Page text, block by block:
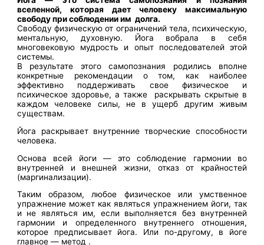
вселенной, которая дает человеку максимальную
свободу при соблюдении им долга.
Свободу физическую от ограничений тела, психическую,
ментальную, духовную. Йога вобрала в себя
многовековую мудрость и опыт последователей этой
системы.
В результате этого самопознания родились вполне
конкретные рекомендации о том, как наиболее
эффективно поддерживать свое физическое и
психическое здоровье, а также раскрывать скрытые в
каждом человеке силы, не в ущерб другим живым
существам.
Йога раскрывает внутренние творческие способности
человека.
Основа всей йоги — это соблюдение гармонии во
внутренней и внешней жизни, отказ от крайностей
(маргинализации).
Таким образом, любое физическое или умственное
упражнение может как являться упражнением йоги, так
и не являться им, если выполняется без внутренней
гармонии и определенного внутреннего отношения,
которое предписывает йога. Или по-другому, в йоге
главное — метод .